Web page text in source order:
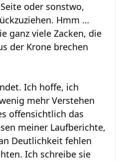
oder sonstwo,
Hmm …
ganz viele Zacken, die
der Krone brechen
Ich hoffe, ich
mehr Verstehen
offensichtlich das
meiner Laufberichte,
Deutlichkeit fehlen
Ich schreibe sie